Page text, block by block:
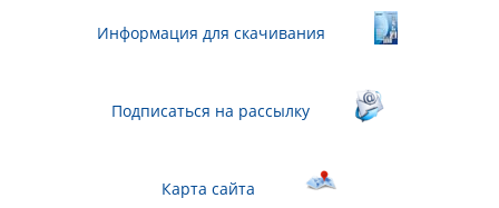
Информация для скачивания
Подписаться на рассылку
Карта сайта